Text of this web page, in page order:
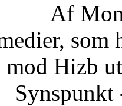
Af
som
mod Hizb
Synspunkt